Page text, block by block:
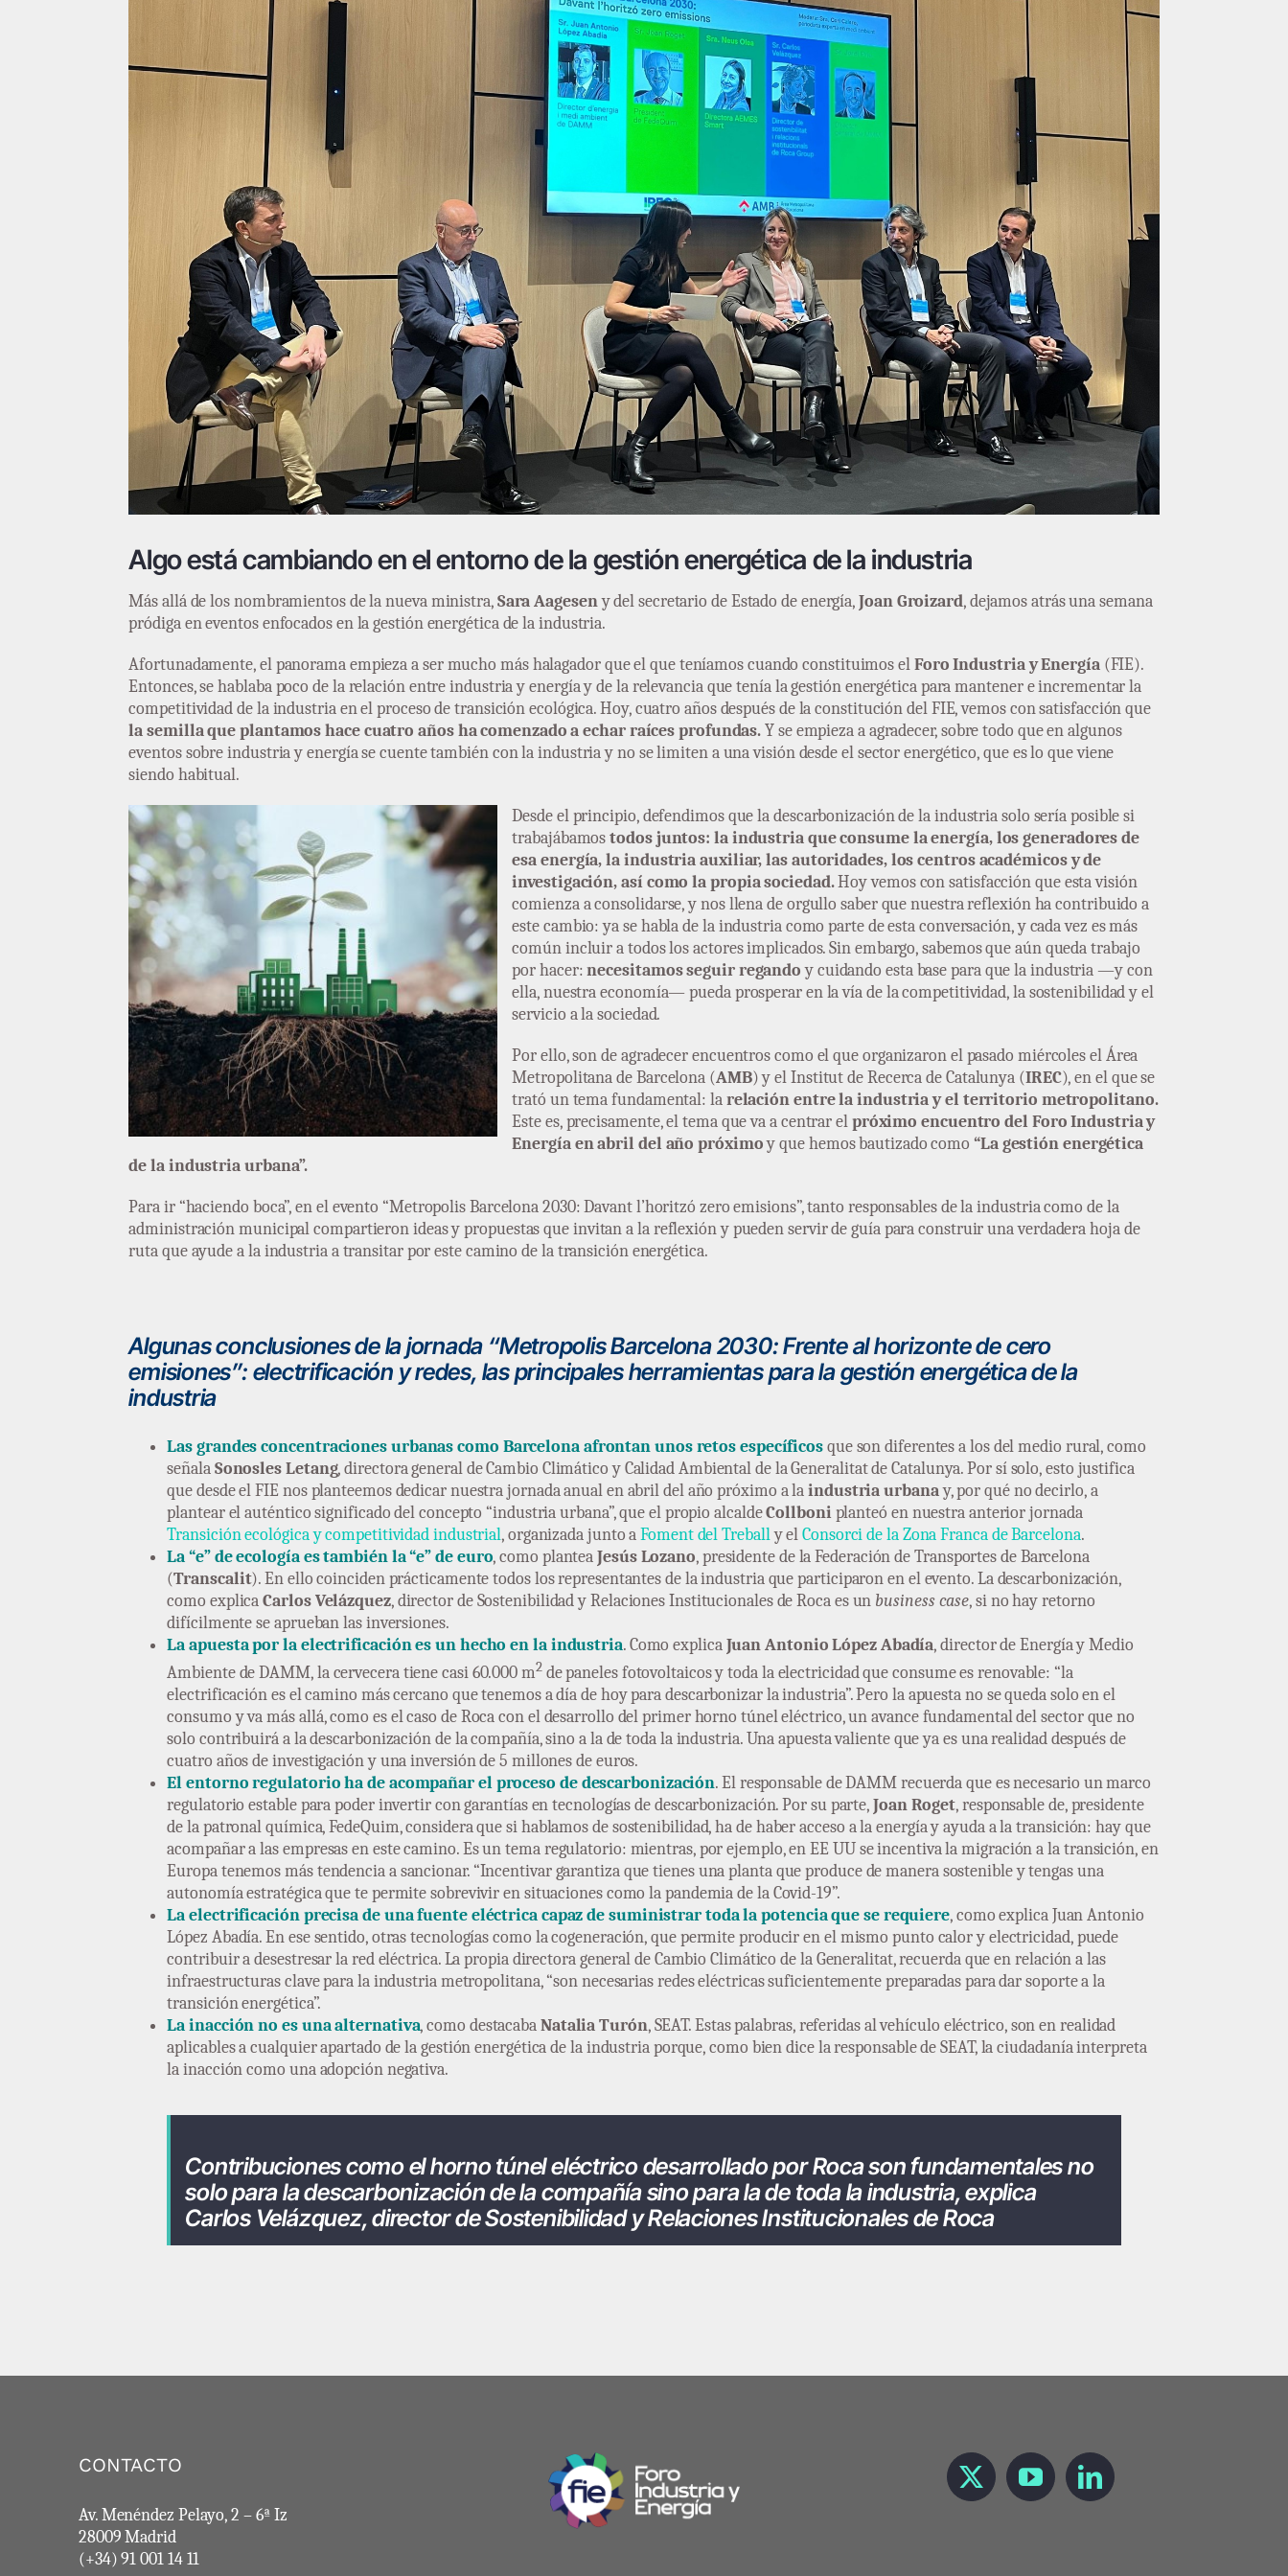
Algo está cambiando en el entorno de la gestión energética de la industria
Más allá de los nombramientos de la nueva ministra,Sara Aageseny del secretario de Estado de energía,Joan Groizard, dejamos atrás una semana
pródiga en eventos enfocados en la gestión energética de la industria.
Afortunadamente, el panorama empieza a ser mucho más halagador que el que teníamos cuando constituimos elForo Industria y Energía(FIE).
Entonces, se hablaba poco de la relación entre industria y energía y de la relevancia que tenía la gestión energética para mantener e incrementar la
competitividad de la industria en el proceso de transición ecológica. Hoy, cuatro años después de la constitución del FIE, vemos con satisfacción que
la semilla que plantamos hace cuatro años ha comenzado a echar raíces profundas.Y se empieza a agradecer, sobre todo que en algunos
eventos sobre industria y energía se cuente también con la industria y no se limiten a una visión desde el sector energético, que es lo que viene
siendo habitual.
Desde el principio, defendimos que la descarbonización de la industria solo sería posible si
trabajábamostodos juntos: la industria que consume la energía, los generadores de
esa energía, la industria auxiliar, las autoridades, los centros académicos y de
investigación, así como la propia sociedad.Hoy vemos con satisfacción que esta visión
comienza a consolidarse, y nos llena de orgullo saber que nuestra reflexión ha contribuido a
este cambio: ya se habla de la industria como parte de esta conversación, y cada vez es más
común incluir a todos los actores implicados. Sin embargo, sabemos que aún queda trabajo
por hacer:necesitamos seguir regandoy cuidando esta base para que la industria —y con
ella, nuestra economía— pueda prosperar en la vía de la competitividad, la sostenibilidad y el
servicio a la sociedad.
Por ello, son de agradecer encuentros como el que organizaron el pasado miércoles el Área
Metropolitana de Barcelona (AMB) y el Institut de Recerca de Catalunya (IREC), en el que se
trató un tema fundamental: larelación entre la industria y el territorio metropolitano.
Este es, precisamente, el tema que va a centrar elpróximo encuentro del Foro Industria y
Energía en abril del año próximoy que hemos bautizado como “La gestión energética
de la industria urbana”.
Para ir “haciendo boca”, en el evento “Metropolis Barcelona 2030: Davant l’horitzó zero emisions”, tanto responsables de la industria como de la
administración municipal compartieron ideas y propuestas que invitan a la reflexión y pueden servir de guía para construir una verdadera hoja de
ruta que ayude a la industria a transitar por este camino de la transición energética.
Algunas conclusiones de la jornada “Metropolis Barcelona 2030: Frente al horizonte de cero
emisiones”: electrificación y redes, las principales herramientas para la gestión energética de la
industria
Las grandes concentraciones urbanas como Barcelona afrontan unos retos específicosque son diferentes a los del medio rural, como
señalaSonosles Letang, directora general de Cambio Climático y Calidad Ambiental de la Generalitat de Catalunya. Por sí solo, esto justifica
que desde el FIE nos planteemos dedicar nuestra jornada anual en abril del año próximo a laindustria urbanay, por qué no decirlo, a
plantear el auténtico significado del concepto “industria urbana”, que el propio alcaldeCollboniplanteó en nuestra anterior jornada
Transición ecológica y competitividad industrial, organizada junto aFoment del Trebally elConsorci de la Zona Franca de Barcelona.
La “e” de ecología es también la “e” de euro, como planteaJesús Lozano, presidente de la Federación de Transportes de Barcelona
(Transcalit). En ello coinciden prácticamente todos los representantes de la industria que participaron en el evento. La descarbonización,
como explicaCarlos Velázquez, director de Sostenibilidad y Relaciones Institucionales de Roca es un business case, si no hay retorno
difícilmente se aprueban las inversiones.
La apuesta por la electrificación es un hecho en la industria. Como explicaJuan Antonio López Abadía, director de Energía y Medio
Ambiente de DAMM, la cervecera tiene casi 60.000 m2de paneles fotovoltaicos y toda la electricidad que consume es renovable: “la
electrificación es el camino más cercano que tenemos a día de hoy para descarbonizar la industria”. Pero la apuesta no se queda solo en el
consumo y va más allá, como es el caso de Roca con el desarrollo del primer horno túnel eléctrico, un avance fundamental del sector que no
solo contribuirá a la descarbonización de la compañía, sino a la de toda la industria. Una apuesta valiente que ya es una realidad después de
cuatro años de investigación y una inversión de 5 millones de euros.
El entorno regulatorio ha de acompañar el proceso de descarbonización. El responsable de DAMM recuerda que es necesario un marco
regulatorio estable para poder invertir con garantías en tecnologías de descarbonización. Por su parte,Joan Roget, responsable de, presidente
de la patronal química, FedeQuim, considera que si hablamos de sostenibilidad, ha de haber acceso a la energía y ayuda a la transición: hay que
acompañar a las empresas en este camino. Es un tema regulatorio: mientras, por ejemplo, en EE UU se incentiva la migración a la transición, en
Europa tenemos más tendencia a sancionar. “Incentivar garantiza que tienes una planta que produce de manera sostenible y tengas una
autonomía estratégica que te permite sobrevivir en situaciones como la pandemia de la Covid-19”.
La electrificación precisa de una fuente eléctrica capaz de suministrar toda la potencia que se requiere, como explica Juan Antonio
López Abadía. En ese sentido, otras tecnologías como la cogeneración, que permite producir en el mismo punto calor y electricidad, puede
contribuir a desestresar la red eléctrica. La propia directora general de Cambio Climático de la Generalitat, recuerda que en relación a las
infraestructuras clave para la industria metropolitana, “son necesarias redes eléctricas suficientemente preparadas para dar soporte a la
transición energética”.
La inacción no es una alternativa, como destacabaNatalia Turón, SEAT. Estas palabras, referidas al vehículo eléctrico, son en realidad
aplicables a cualquier apartado de la gestión energética de la industria porque, como bien dice la responsable de SEAT, la ciudadanía interpreta
la inacción como una adopción negativa.
Contribuciones como el horno túnel eléctrico desarrollado por Roca son fundamentales no
solo para la descarbonización de la compañía sino para la de toda la industria, explica
Carlos Velázquez, director de Sostenibilidad y Relaciones Institucionales de Roca
CONTACTO
Av. Menéndez Pelayo, 2 – 6ª Iz
28009 Madrid
(+34) 91 001 14 11